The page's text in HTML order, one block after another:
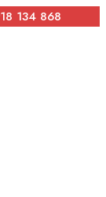
134 868